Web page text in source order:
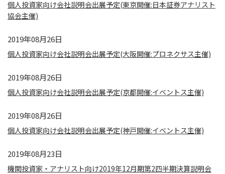
個人投資家向け会社説明会出展予定(東京開催:日本証券アナリスト
協会主催)
2019年08月26日
個人投資家向け会社説明会出展予定(大阪開催:プロネクサス主催)
2019年08月26日
個人投資家向け会社説明会出展予定(京都開催:イベントス主催)
2019年08月26日
個人投資家向け会社説明会出展予定(神戸開催:イベントス主催)
2019年08月23日
機関投資家・アナリスト向け2019年12月期第2四半期決算説明会